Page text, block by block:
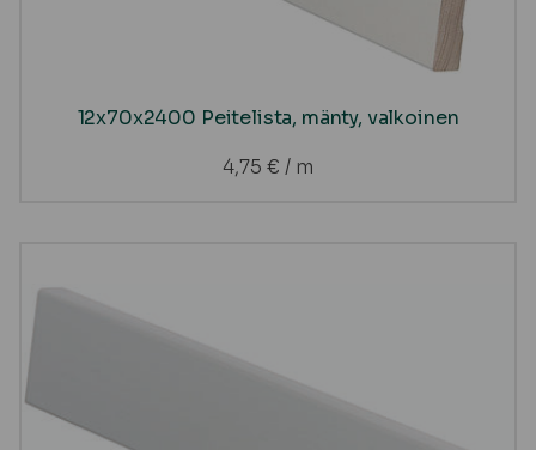
12x70x2400 Peitelista, mänty, valkoinen
4,75 € / m